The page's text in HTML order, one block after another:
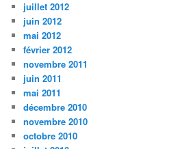
juillet 2012
juin 2012
mai 2012
février 2012
novembre 2011
juin 2011
mai 2011
décembre 2010
novembre 2010
octobre 2010